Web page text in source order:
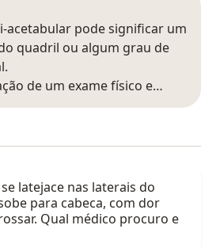
acetabular pode significar um
quadril ou algum grau de
de um exame físico e…
latejace nas laterais do
para cabeca, com dor
Qual médico procuro e